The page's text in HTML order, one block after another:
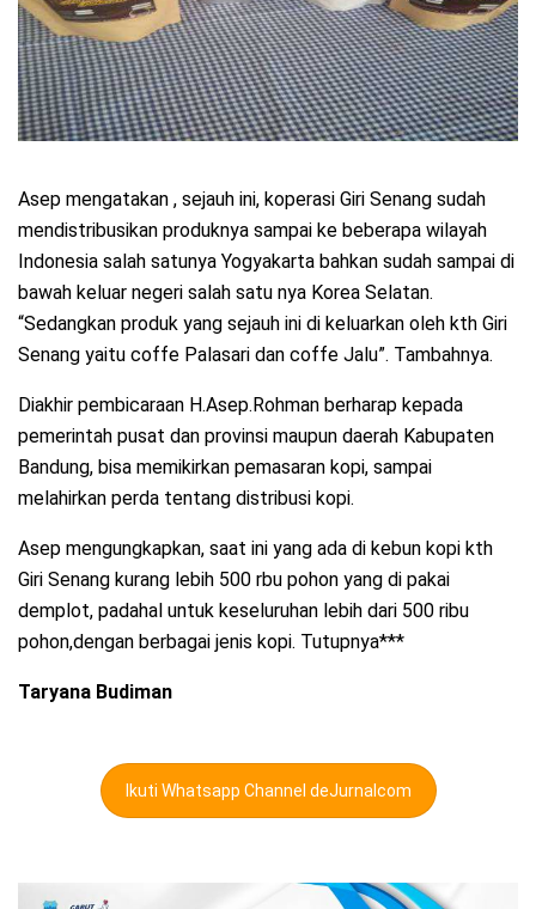
Asep mengatakan , sejauh ini, koperasi Giri Senang sudah
mendistribusikan produknya sampai ke beberapa wilayah
Indonesia salah satunya Yogyakarta bahkan sudah sampai di
bawah keluar negeri salah satu nya Korea Selatan.
“Sedangkan produk yang sejauh ini di keluarkan oleh kth Giri
Senang yaitu coffe Palasari dan coffe Jalu”. Tambahnya.
Diakhir pembicaraan H.Asep.Rohman berharap kepada
pemerintah pusat dan provinsi maupun daerah Kabupaten
Bandung, bisa memikirkan pemasaran kopi, sampai
melahirkan perda tentang distribusi kopi.
Asep mengungkapkan, saat ini yang ada di kebun kopi kth
Giri Senang kurang lebih 500 rbu pohon yang di pakai
demplot, padahal untuk keseluruhan lebih dari 500 ribu
pohon,dengan berbagai jenis kopi. Tutupnya***
Taryana Budiman
Ikuti Whatsapp Channel deJurnalcom